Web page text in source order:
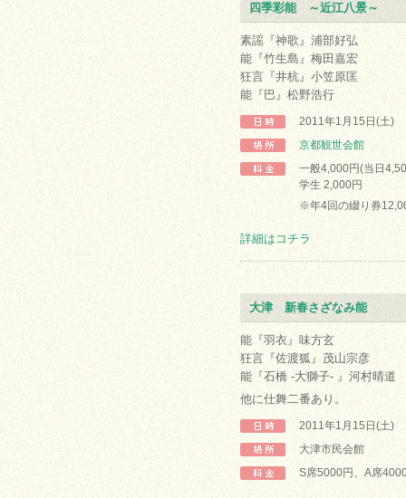
四季彩能 ～近江八景～
素謡『神歌』浦部好弘
能『竹生島』梅田嘉宏
狂言『井杭』小笠原匡
能『巴』松野浩行
2011年1月15日(土)
京都観世会館
一般4,000円(当日
学生 2,000円
※年4回の綴り券
詳細はコチラ
大津 新春さざなみ能
能『羽衣』味方玄
狂言『佐渡狐』茂山宗彦
能『石橋 -大獅子- 』河村晴道
他に仕舞二番あり。
2011年1月15日(土)
大津市民会館
S席5000円、A席